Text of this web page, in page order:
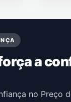
a
no Preço